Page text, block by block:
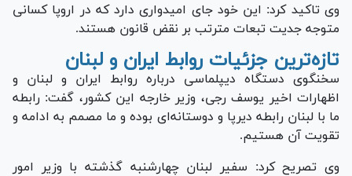
وی تاکید کرد: این خود جای امیدواری دارد که در اروپا کسانی
متوجه جدیت تبعات مترتب بر نقض قانون هستند.
تازه‌ترین جزئیات روابط ایران و لبنان
سخنگوی دستگاه دیپلماسی درباره روابط ایران و لبنان و
اظهارات اخیر یوسف رجی، وزیر خارجه این کشور، گفت: رابطه
ما با لبنان رابطه دیرپا و دوستانه‌ای بوده و ما مصمم به ادامه و
تقویت آن هستیم.
وی تصریح کرد: سفیر لبنان چهارشنبه گذشته با وزیر امور